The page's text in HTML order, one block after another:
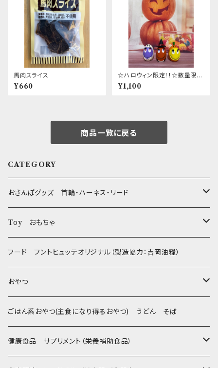
馬肉スライス
¥660
☆ハロウィン限定！！☆数量限
定！！ ハロウィンたまごちゃん
¥1,100
商品一覧に戻る
CATEGORY
おさんぽグッズ 首輪・ハーネス・リード
フントヒュッテオリジナル Gold
Sサイズ(テープ幅1.5cm) _ 首輪&リードセット
Sサイズ(テープ幅1.5cm) _ ハーネス&リードセット
フントヒュッテオリジナル Silver(販売終了)
Collar & Leash - XS（超小型犬・幼犬用）
Harness & Leash - XS（超小型犬･幼犬用）
フントヒュッテオリジナル Woven
Harness & Leash - XS
Collar & Leash Set - S
セレクト
幼犬・超小型犬用 _ 幅1.0cm
flexi フレキシリード(伸縮リード)
Toy おもちゃ
たまごちゃん
BESTEVER / ベストエバー
iDog&iCat
ぬいぐるみ
PomPreece / ポンポリース
フード フントヒュッテオリジナル（製造協力：吉岡油糧）
おやつ
Bon・rupa(ボンルパ)
京
職人の味
ごはん系おやつ(主食になり得るおやつ) うどん そば
健康食品 サプリメント（栄養補助食品）